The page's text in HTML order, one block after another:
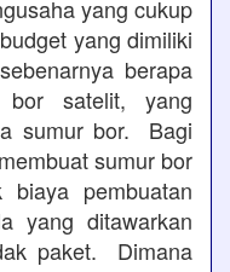
yang cukup
yang dimiliki
berapa
satelit, yang
sumur bor. Bagi
sumur bor
pembuatan
yang ditawarkan
paket. Dimana